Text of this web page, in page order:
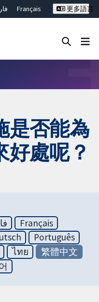
Français
更多語言
是否能為
好處呢？
Français
Português
ไทย
繁體中文